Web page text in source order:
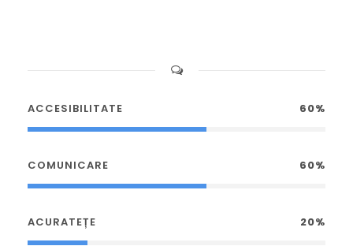
ACCESIBILITATE 60%
COMUNICARE 60%
ACURATEȚE 20%